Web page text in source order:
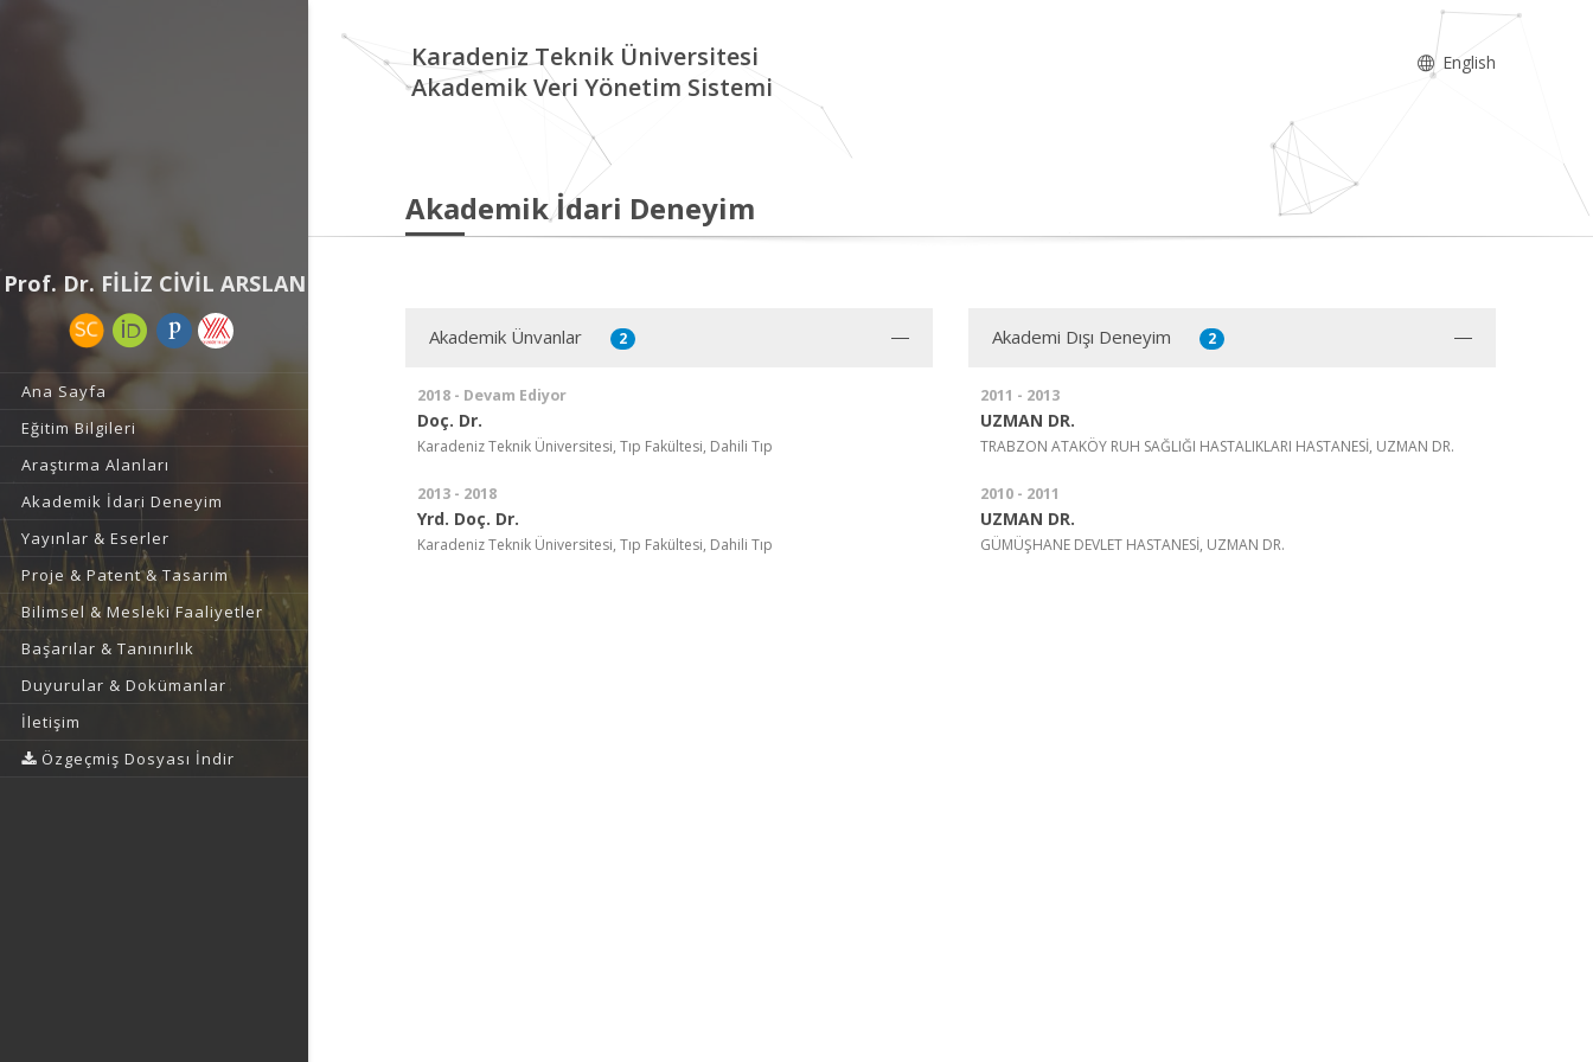
Prof. Dr. FİLİZ CİVİL ARSLAN
Ana Sayfa
Eğitim Bilgileri
Araştırma Alanları
Akademik İdari Deneyim
Yayınlar & Eserler
Proje & Patent & Tasarım
Bilimsel & Mesleki Faaliyetler
Başarılar & Tanınırlık
Duyurular & Dokümanlar
İletişim
Özgeçmiş Dosyası İndir
Karadeniz Teknik Üniversitesi
Akademik Veri Yönetim Sistemi
English
Akademik İdari Deneyim
Akademik Ünvanlar 2
2018 - Devam Ediyor
Doç. Dr.
Karadeniz Teknik Üniversitesi, Tıp Fakültesi, Dahili Tıp
2013 - 2018
Yrd. Doç. Dr.
Karadeniz Teknik Üniversitesi, Tıp Fakültesi, Dahili Tıp
Akademi Dışı Deneyim 2
2011 - 2013
UZMAN DR.
TRABZON ATAKÖY RUH SAĞLIĞI HASTALIKLARI HASTANESİ, UZMAN DR.
2010 - 2011
UZMAN DR.
GÜMÜŞHANE DEVLET HASTANESİ, UZMAN DR.